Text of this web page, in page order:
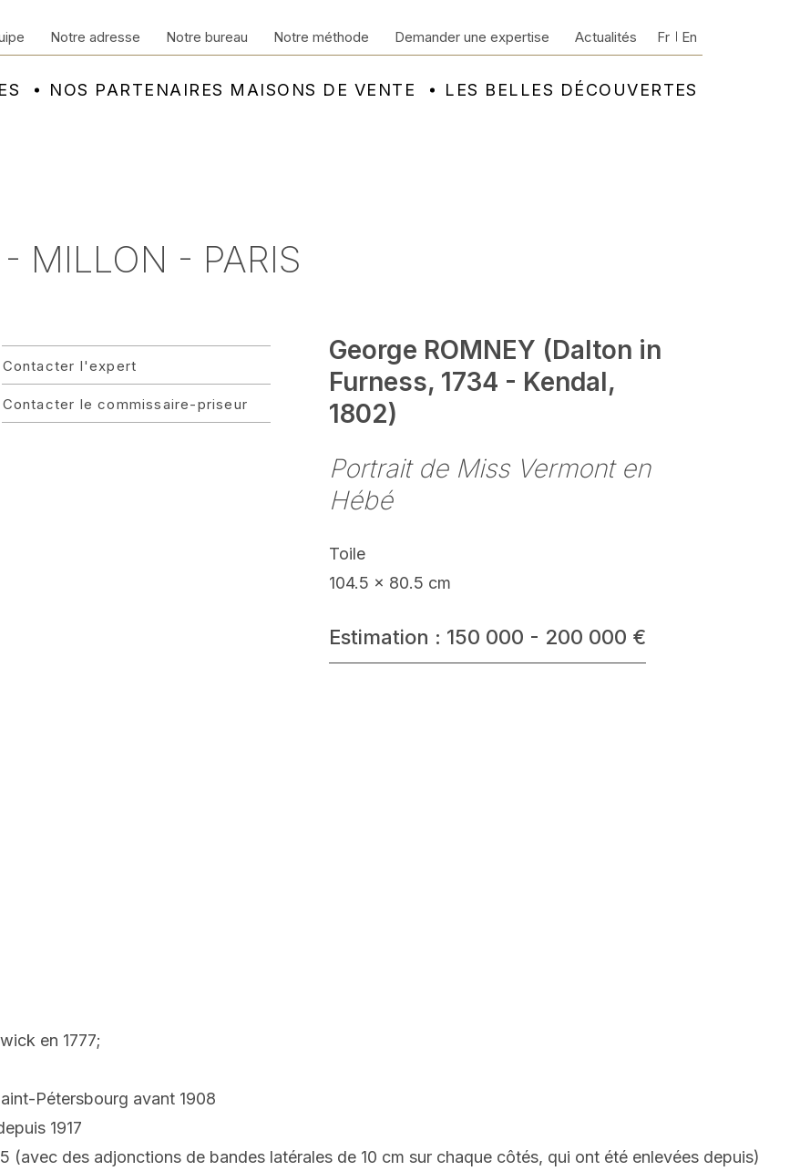
NOS PARTENAIRES MAISONS DE VENTE LES BELLES DÉCOUVERTES
Notre adresse Notre bureau Notre méthode Demander une expertise Actualités Fr En
MILLON - PARIS
Contacter l'expert
Contacter le commissaire-priseur
George ROMNEY (Dalton in
Furness, 1734 - Kendal,
1802)
Portrait de Miss Vermont en
Hébé
Toile
104.5 x 80.5 cm
Estimation : 150 000 - 200 000 €
en 1777;
Pétersbourg avant 1908
1917
(avec des adjonctions de bandes latérales de 10 cm sur chaque côtés, qui ont été enlevées depuis)